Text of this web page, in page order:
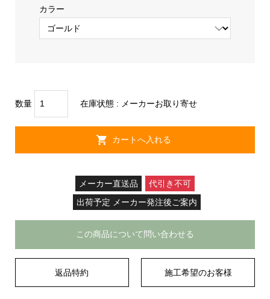
カラー
数量 在庫状態 : メーカーお取り寄せ
メーカー直送品
代引き不可
出荷予定 メーカー発注後ご案内
この商品について問い合わせる
返品特約 施工希望のお客様